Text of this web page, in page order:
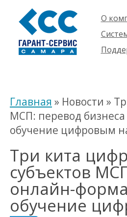
О
О
Главная » Новости »
МСП: перевод
обучение цифровым
Три кита
субъектов
онлайн-
обучение